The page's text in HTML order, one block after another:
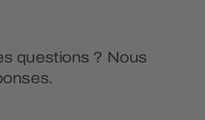
questions ? Nous